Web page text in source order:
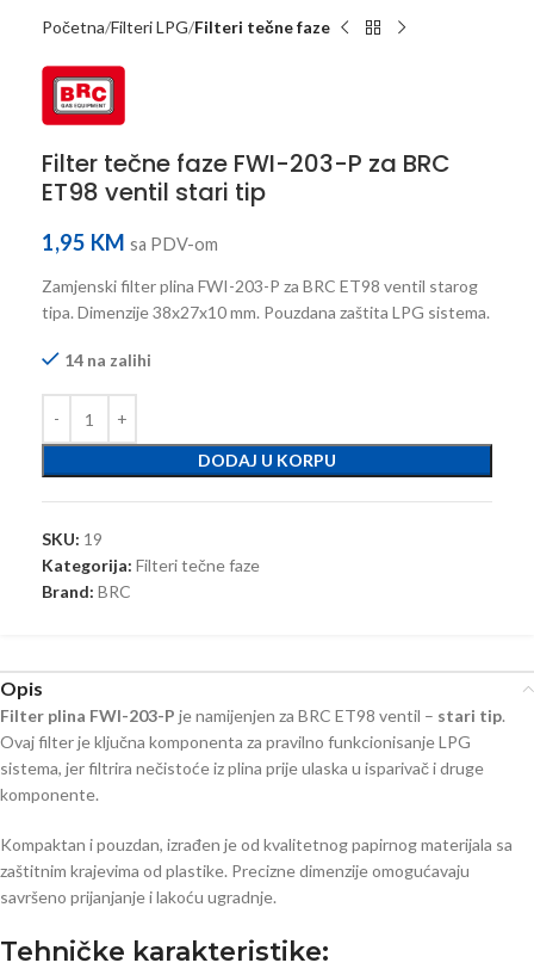
Početna Filteri LPG Filteri tečne faze
Filter tečne faze FWI-203-P za BRC
ET98 ventil stari tip
1,95 KM sa PDV-om
Zamjenski filter plina FWI-203-P za BRC ET98 ventil starog
tipa. Dimenzije 38x27x10 mm. Pouzdana zaštita LPG sistema.
14 na zalihi
DODAJ U KORPU
SKU: 19
Kategorija: Filteri tečne faze
Brand: BRC
Opis
Filter plina FWI-203-P je namijenjen za BRC ET98 ventil – stari tip.
Ovaj filter je ključna komponenta za pravilno funkcionisanje LPG
sistema, jer filtrira nečistoće iz plina prije ulaska u isparivač i druge
komponente.
Kompaktan i pouzdan, izrađen je od kvalitetnog papirnog materijala sa
zaštitnim krajevima od plastike. Precizne dimenzije omogućavaju
savršeno prijanjanje i lakoću ugradnje.
Tehničke karakteristike: